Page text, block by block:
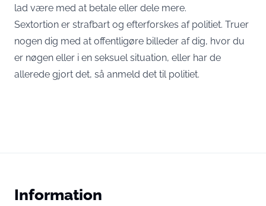
lad være med at betale eller dele mere.
Sextortion er strafbart og efterforskes af politiet. Truer
nogen dig med at offentligøre billeder af dig, hvor du
er nøgen eller i en seksuel situation, eller har de
allerede gjort det, så anmeld det til politiet.
Information